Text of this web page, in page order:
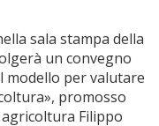
sala stampa della
un convegno
modello per valutare
promosso
Filippo